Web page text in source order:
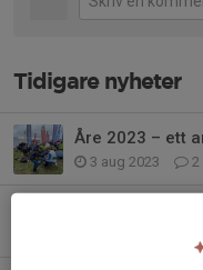
Tidigare nyheter
Åre 2023 ­– ett
3 aug 2023 2